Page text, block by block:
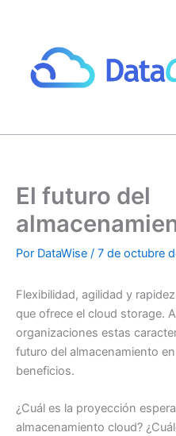
contenido
El futuro del
Por DataWise / 7 de octubre
Flexibilidad, agilidad y
que ofrece el cloud storage.
organizaciones estas
futuro del almacenamiento
beneficios.
¿Cuál es la proyección
almacenamiento cloud?